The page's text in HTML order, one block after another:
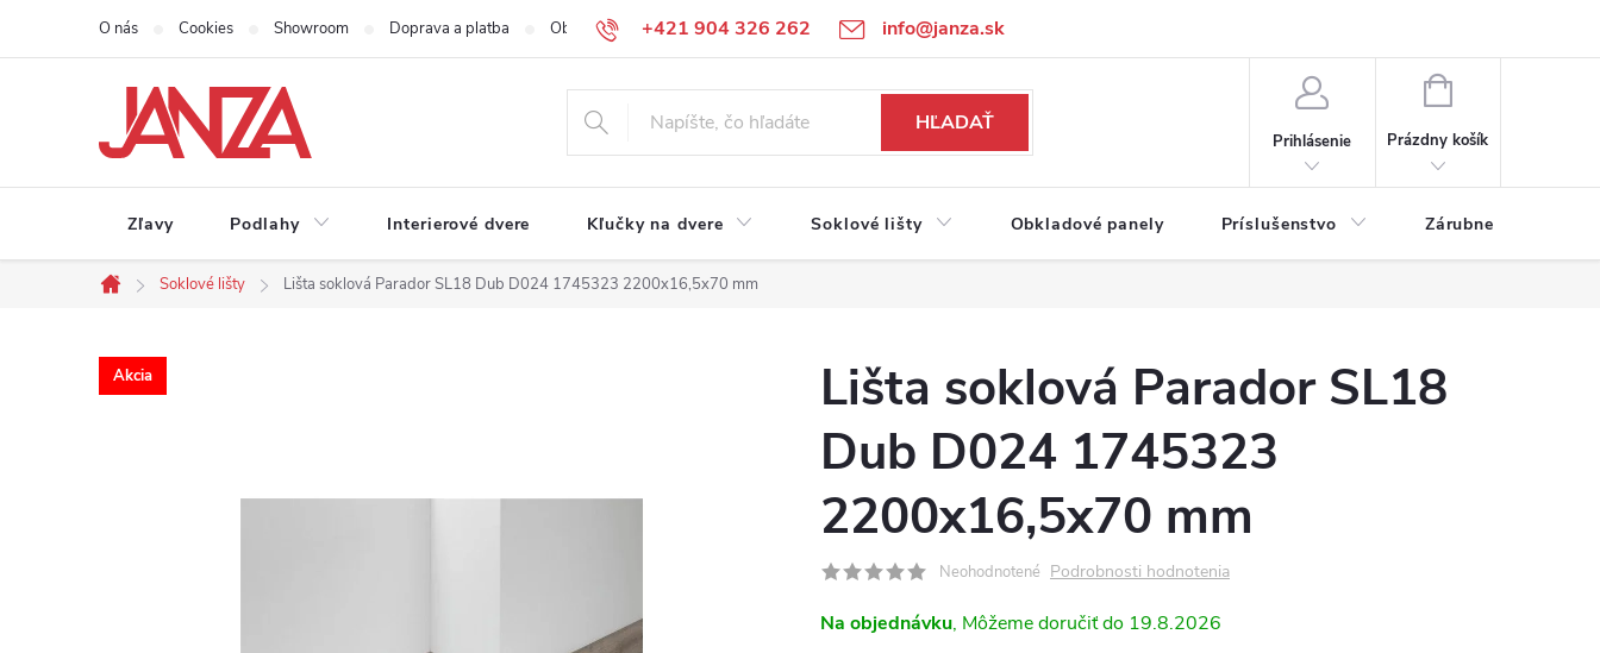
Prejsť na obsah +421 904 326 262 info@janza.sk
O nás Cookies Showroom Doprava a platba Obchodné podmienky Reklamačné podmienky Podmienky ochrany osobných údajov
HĽADAŤ
Prihlásenie
NÁKUPNÝ KOŠÍK
Prázdny košík
Zľavy Podlahy Interierové dvere Kľučky na dvere Soklové lišty Obkladové panely Príslušenstvo Zárubne
Domov
Soklové lišty Lišta soklová Parador SL18 Dub D024 1745323 2200x16,5x70 mm
Akcia
Lišta soklová Parador SL18
Dub D024 1745323
2200x16,5x70 mm
Neohodnotené Podrobnosti hodnotenia
Na objednávku 19.8.2026